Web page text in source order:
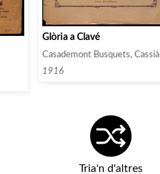
Glòria a Clavé
Casademont Busquets, Cassià
1916
Tria'n d'altres